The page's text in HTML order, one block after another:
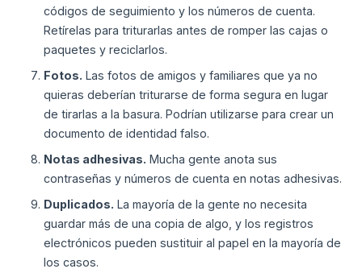
códigos de seguimiento y los números de cuenta.
Retírelas para triturarlas antes de romper las cajas o
paquetes y reciclarlos.
Fotos. Las fotos de amigos y familiares que ya no
quieras deberían triturarse de forma segura en lugar
de tirarlas a la basura. Podrían utilizarse para crear un
documento de identidad falso.
Notas adhesivas. Mucha gente anota sus
contraseñas y números de cuenta en notas adhesivas.
Duplicados. La mayoría de la gente no necesita
guardar más de una copia de algo, y los registros
electrónicos pueden sustituir al papel en la mayoría de
los casos.